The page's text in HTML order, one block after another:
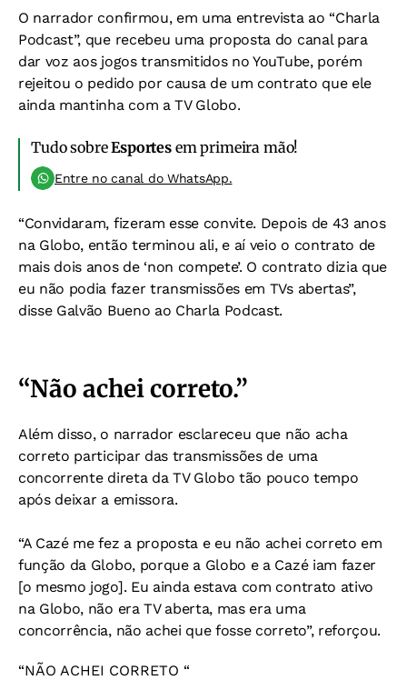
O narrador confirmou, em uma entrevista ao “Charla
Podcast”, que recebeu uma proposta do canal para
dar voz aos jogos transmitidos no YouTube, porém
rejeitou o pedido por causa de um contrato que ele
ainda mantinha com a TV Globo.
Tudo sobreEsportesem primeira mão!
Entre no canal do WhatsApp.
“Convidaram, fizeram esse convite. Depois de 43 anos
na Globo, então terminou ali, e aí veio o contrato de
mais dois anos de ‘non compete’. O contrato dizia que
eu não podia fazer transmissões em TVs abertas”,
disse Galvão Bueno ao Charla Podcast.
“Não achei correto.”
Além disso, o narrador esclareceu que não acha
correto participar das transmissões de uma
concorrente direta da TV Globo tão pouco tempo
após deixar a emissora.
“A Cazé me fez a proposta e eu não achei correto em
função da Globo, porque a Globo e a Cazé iam fazer
[o mesmo jogo]. Eu ainda estava com contrato ativo
na Globo, não era TV aberta, mas era uma
concorrência, não achei que fosse correto”, reforçou.
“NÃO ACHEI CORRETO “